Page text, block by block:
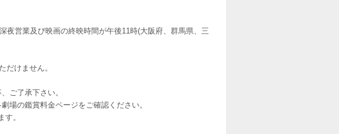
営業及び映画の終映時間が午後11時(大阪府、群馬県、三
だけません。
ご了承下さい。
場の鑑賞料金ページをご確認ください。
。